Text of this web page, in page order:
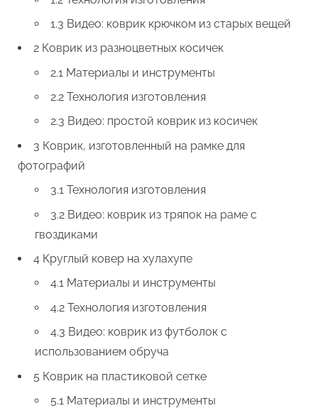
1.3 Видео: коврик крючком из старых вещей
2 Коврик из разноцветных косичек
2.1 Материалы и инструменты
2.2 Технология изготовления
2.3 Видео: простой коврик из косичек
3 Коврик, изготовленный на рамке для
фотографий
3.1 Технология изготовления
3.2 Видео: коврик из тряпок на раме с
гвоздиками
4 Круглый ковер на хулахупе
4.1 Материалы и инструменты
4.2 Технология изготовления
4.3 Видео: коврик из футболок с
использованием обруча
5 Коврик на пластиковой сетке
5.1 Материалы и инструменты